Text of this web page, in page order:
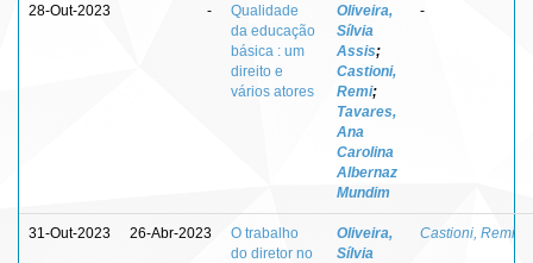
28-Out-2023 -
Qualidade
da educação
básica : um
direito e
vários atores
Oliveira,
Sílvia
Assis;
Castioni,
Remi;
Tavares,
Ana
Carolina
Albernaz
Mundim
-
31-Out-2023 26-Abr-2023
O trabalho
do diretor no
Oliveira,
Sílvia
Castioni, Remi